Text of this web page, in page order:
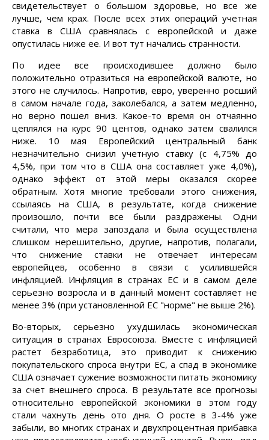
свидетельствует о большом здоровье, но все же
лучше, чем крах. После всех этих операций учетная
ставка в США сравнялась с европейской и даже
опустилась ниже ее. И вот тут начались странности.
По идее все происходившее должно было
положительно отразиться на европейской валюте, но
этого не случилось. Напротив, евро, уверенно росший
в самом начале года, заколебался, а затем медленно,
но верно пошел вниз. Какое-то время он отчаянно
цеплялся на курс 90 центов, однако затем свалился
ниже. 10 мая Европейский центральный банк
незначительно снизил учетную ставку (с 4,75% до
4,5%, при том что в США она составляет уже 4,0%),
однако эффект от этой меры оказался скорее
обратным. Хотя многие требовали этого снижения,
ссылаясь на США, в результате, когда снижение
произошло, почти все были раздражены. Одни
считали, что мера запоздала и была осуществлена
слишком нерешительно, другие, напротив, полагали,
что снижение ставки не отвечает интересам
европейцев, особенно в связи с усилившейся
инфляцией. Инфляция в странах ЕС и в самом деле
серьезно возросла и в данный момент составляет не
менее 3% (при установленной ЕС "норме" не выше 2%).
Во-вторых, серьезно ухудшилась экономическая
ситуация в странах Евросоюза. Вместе с инфляцией
растет безработица, это приводит к снижению
покупательского спроса внутри ЕС, а спад в экономике
США означает сужение возможности питать экономику
за счет внешнего спроса. В результате все прогнозы
относительно европейской экономики в этом году
стали чахнуть день ото дня. О росте в 3-4% уже
забыли, во многих странах и двухпроцентная прибавка